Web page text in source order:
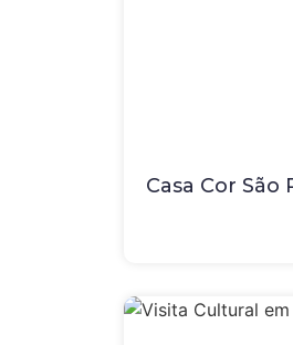
Casa Cor São